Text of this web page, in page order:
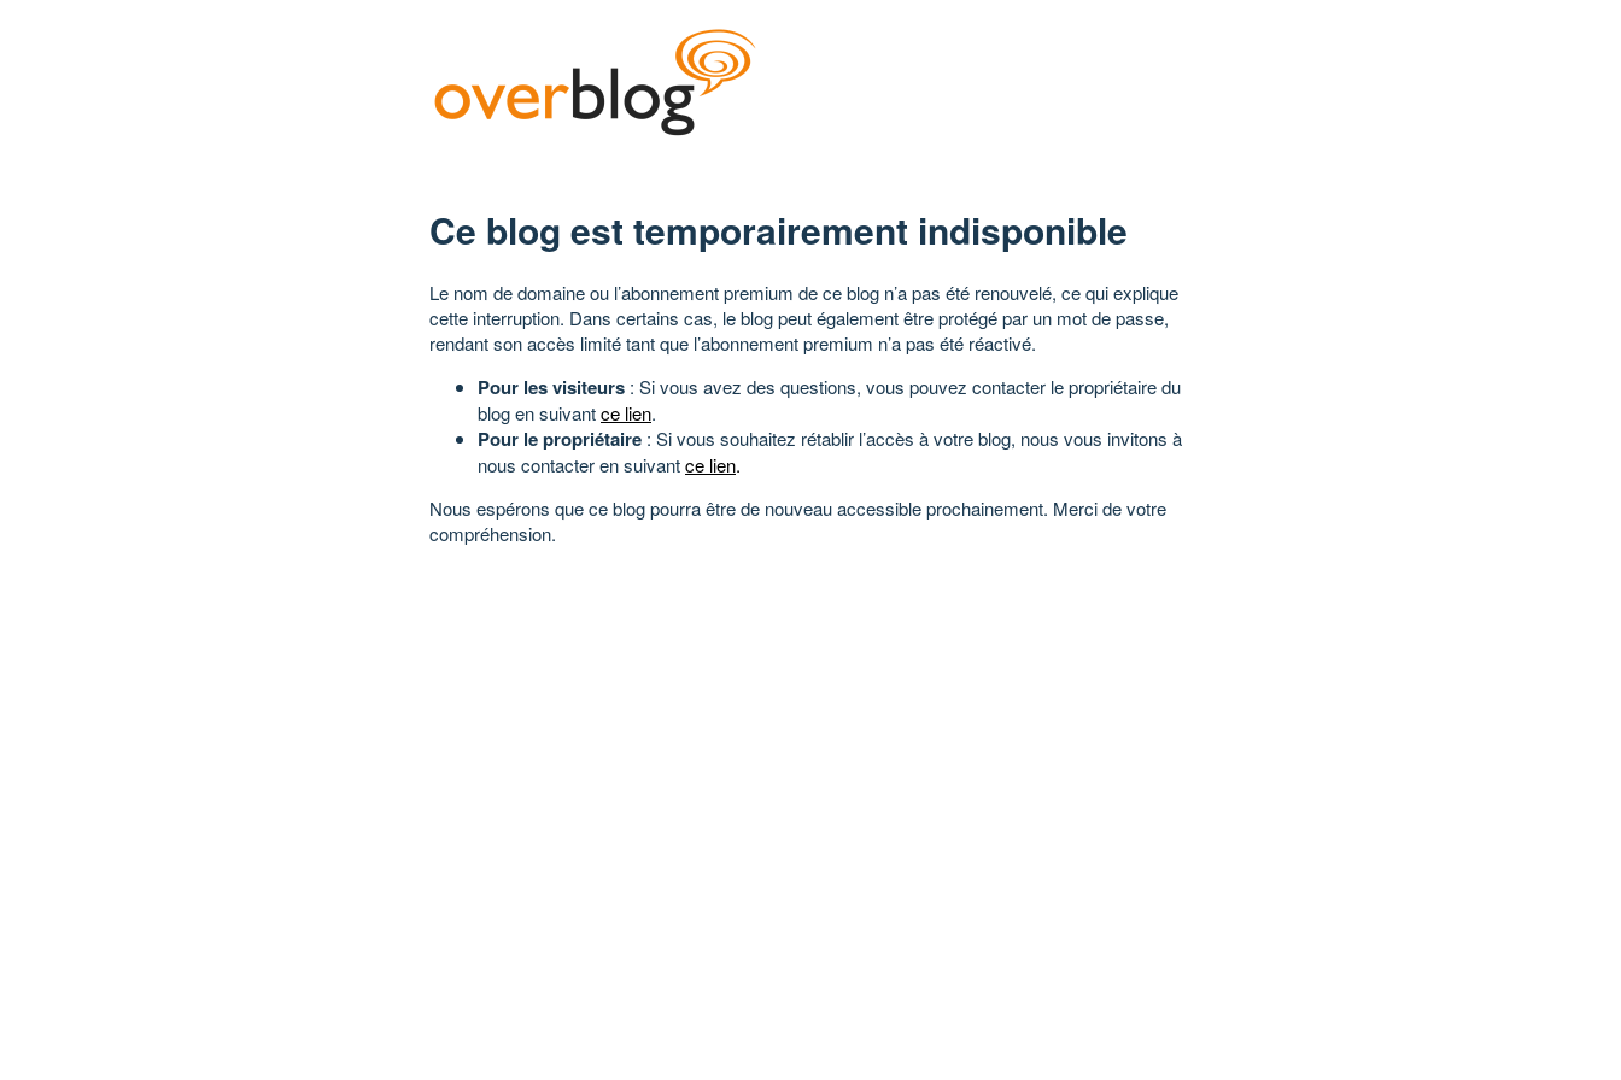
Ce blog est temporairement indisponible
Le nom de domaine ou l’abonnement premium de ce blog n’a pas été renouvelé, ce qui explique
cette interruption. Dans certains cas, le blog peut également être protégé par un mot de passe,
rendant son accès limité tant que l’abonnement premium n’a pas été réactivé.
Pour les visiteurs : Si vous avez des questions, vous pouvez contacter le propriétaire du
blog en suivantce lien.
Pour le propriétaire : Si vous souhaitez rétablir l’accès à votre blog, nous vous invitons à
nous contacter en suivantce lien.
Nous espérons que ce blog pourra être de nouveau accessible prochainement. Merci de votre
compréhension.